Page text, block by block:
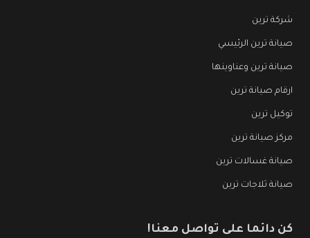
شركة ترين
صيانة ترين الرئيسي
صيانة ترين وعناوينها
ارقام صيانة ترين
توكيل ترين
مركز صيانة ترين
صيانة غسالات ترين
صيانة ثلاجات ترين
كن دائما على تواصل معنا!